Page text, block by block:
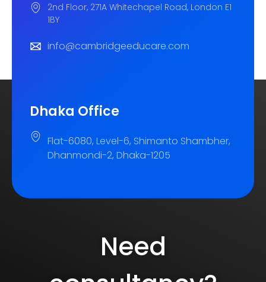
2nd Floor, 271A Whitechapel Road, London E1
1BY
info@cambridgeeducare.com
Dhaka Office
Flat-6080, Level-6, Shimanto Shambher,
Dhanmondi-2, Dhaka-1205
Need